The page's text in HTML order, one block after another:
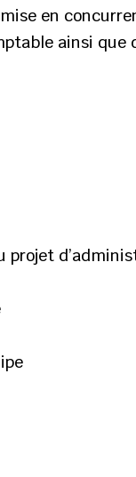
en
ainsi que
projet